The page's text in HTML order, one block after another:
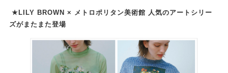
★LILY BROWN × メトロポリタン美術館 人気のアートシリー
ズがまたまた登場